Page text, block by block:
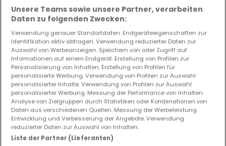
Suchauftrag
Häuser 1 Schlafzimmer Kopstal
Häuser - Suche mit einer Zimmerangabe
2 Schlafzimmer
3 Schlafzimmer
4 Schlafzimmer
5 Schlafzimmer
Unsere Teams sowie unsere Partner, verarbeiten
Daten zu folgenden Zwecken:
Verwendung genauer Standortdaten. Endgeräteeigenschaften zur
Identifikation aktiv abfragen. Verwendung reduzierter Daten zur
Auswahl von Werbeanzeigen. Speichern von oder Zugriff auf
Informationen auf einem Endgerät. Erstellung von Profilen zur
Personalisierung von Inhalten. Erstellung von Profilen für
personalisierte Werbung. Verwendung von Profilen zur Auswahl
personalisierter Inhalte. Verwendung von Profilen zur Auswahl
personalisierter Werbung. Messung der Performance von Inhalten.
Analyse von Zielgruppen durch Statistiken oder Kombinationen von
Daten aus verschiedenen Quellen. Messung der Werbeleistung.
Entwicklung und Verbesserung der Angebote. Verwendung
reduzierter Daten zur Auswahl von Inhalten.
Liste der Partner (Lieferanten)